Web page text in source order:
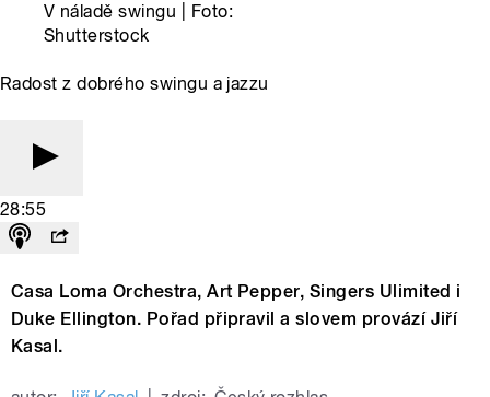
V náladě swingu | Foto:
Shutterstock
Radost z dobrého swingu a jazzu
28:55
Casa Loma Orchestra, Art Pepper, Singers Ulimited i
Duke Ellington. Pořad připravil a slovem provází Jiří
Kasal.